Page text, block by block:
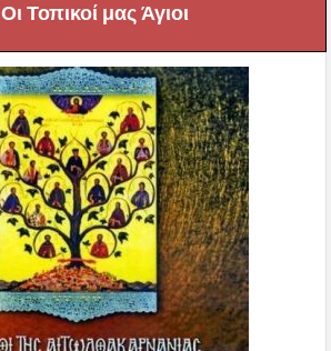
Οι Τοπικοί μας Άγιοι